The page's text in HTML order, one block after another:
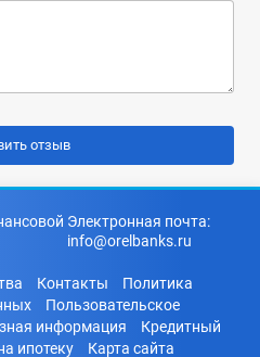
Электронная почта:
info@orelbanks.ru
Контакты
Политика
Пользовательское
информация
Кредитный
ипотеку Карта сайта